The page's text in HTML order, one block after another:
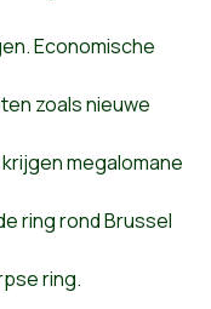
Economische
zoals nieuwe
megalomane
ring rond Brussel
ring.